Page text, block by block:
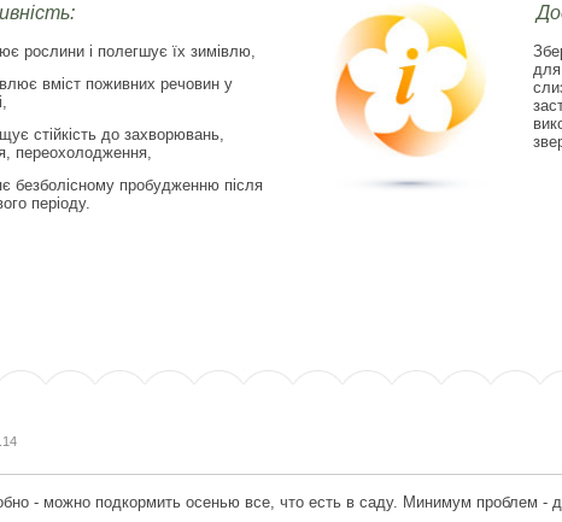
рослини і полегшує їх зимівлю,
вміст поживних речовин у
стійкість до захворювань,
переохолодження,
безболісному пробудженню після
періоду.
для
- можно подкормить осенью все, что есть в саду. Минимум проблем -